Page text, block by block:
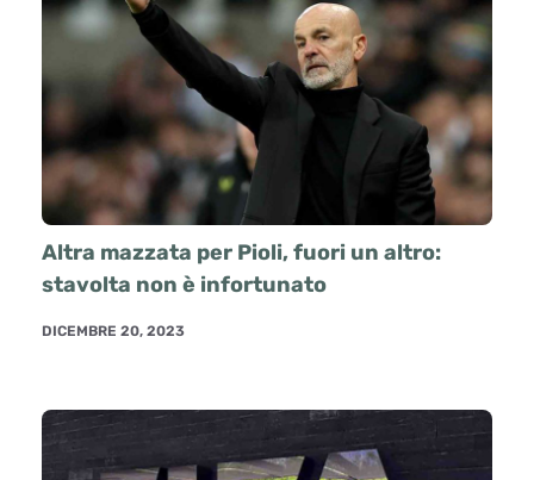
Altra mazzata per Pioli, fuori un altro:
stavolta non è infortunato
DICEMBRE 20, 2023